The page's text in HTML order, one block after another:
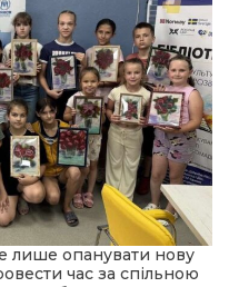
лише опанувати нову
час за спільною